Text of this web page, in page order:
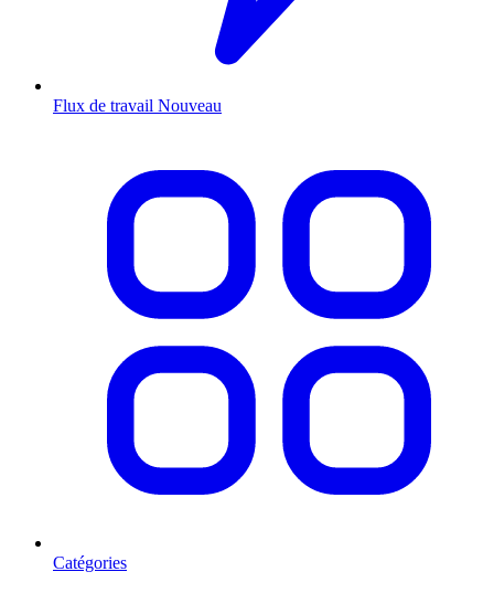
Flux de travail Nouveau
Catégories